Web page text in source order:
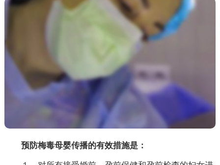
预防梅毒母婴传播的有效措施是：